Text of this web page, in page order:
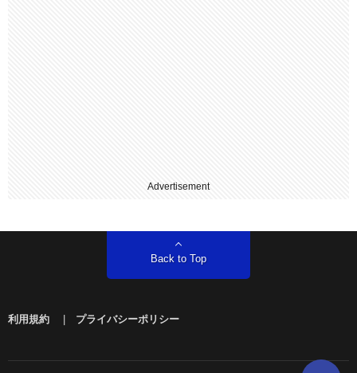
Advertisement
Back to Top
利用規約 | プライバシーポリシー